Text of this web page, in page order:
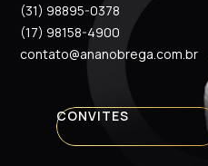
(31) 98895-0378
(17) 98158-4900
contato@ananobrega.com.br
CONVITES